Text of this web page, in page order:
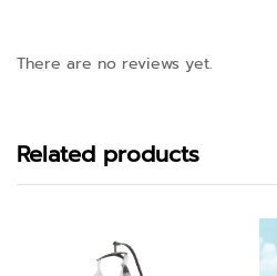
There are no reviews yet.
Related products